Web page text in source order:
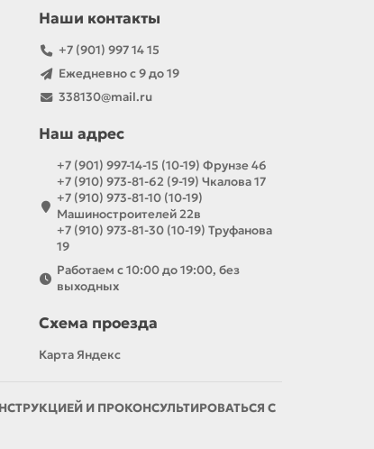
Наши контакты
+7 (901) 997 14 15
Ежедневно с 9 до 19
338130@mail.ru
Наш адрес
+7 (901) 997-14-15 (10-19) Фрунзе 46
+7 (910) 973-81-62 (9-19) Чкалова 17
+7 (910) 973-81-10 (10-19)
Машиностроителей 22в
+7 (910) 973-81-30 (10-19) Труфанова
19
Работаем с 10:00 до 19:00, без
выходных
Схема проезда
Карта Яндекс
И ПРОКОНСУЛЬТИРОВАТЬСЯ С